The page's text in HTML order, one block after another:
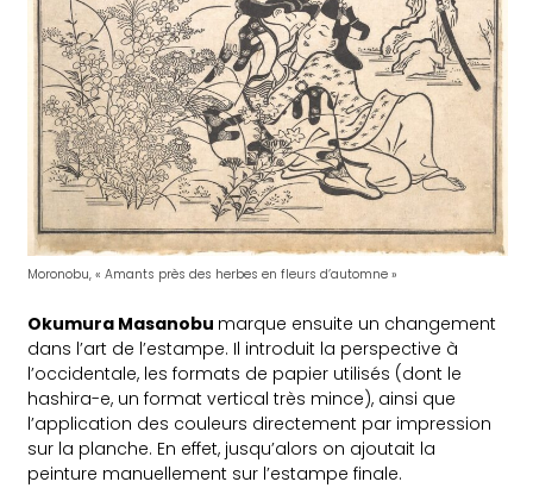
Moronobu, « Amants près des herbes en fleurs d’automne »
Okumura Masanobu marque ensuite un changement
dans l’art de l’estampe. Il introduit la perspective à
l’occidentale, les formats de papier utilisés (dont le
hashira-e, un format vertical très mince), ainsi que
l’application des couleurs directement par impression
sur la planche. En effet, jusqu’alors on ajoutait la
peinture manuellement sur l’estampe finale.